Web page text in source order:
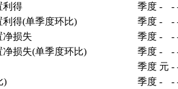
利得
季度 - -
得(单季度环比)
季度 - -
净损失
季度 - -
损失(单季度环比)
季度 - -
季度 元 -
)
季度 - -